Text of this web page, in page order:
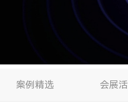
案例精选 会展